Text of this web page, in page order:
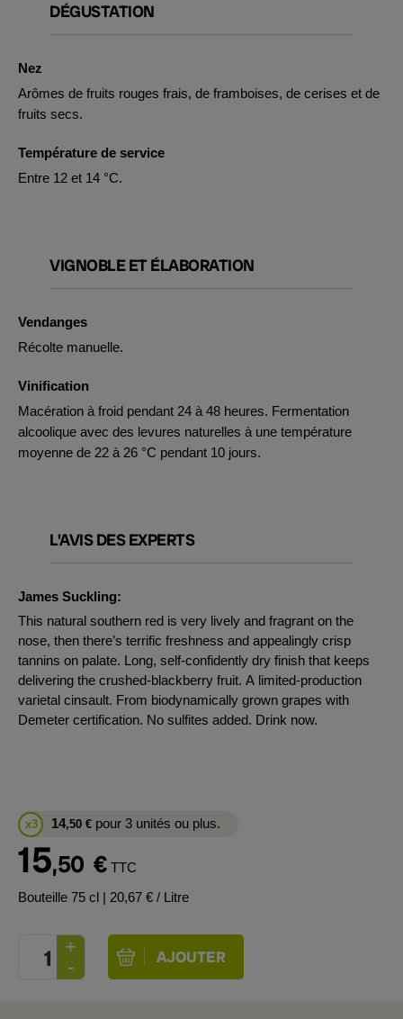
DÉGUSTATION
Nez
Arômes de fruits rouges frais, de framboises, de cerises et de
fruits secs.
Température de service
Entre 12 et 14 °C.
VIGNOBLE ET ÉLABORATION
Vendanges
Récolte manuelle.
Vinification
Macération à froid pendant 24 à 48 heures. Fermentation
alcoolique avec des levures naturelles à une température
moyenne de 22 à 26 °C pendant 10 jours.
L'AVIS DES EXPERTS
James Suckling:
This natural southern red is very lively and fragrant on the
nose, then there’s terrific freshness and appealingly crisp
tannins on palate. Long, self-confidently dry finish that keeps
delivering the crushed-blackberry fruit. A limited-production
varietal cinsault. From biodynamically grown grapes with
Demeter certification. No sulfites added. Drink now.
x3 14,50 € pour 3 unités ou plus.
15,50 € TTC
Bouteille 75 cl | 20,67 € / Litre